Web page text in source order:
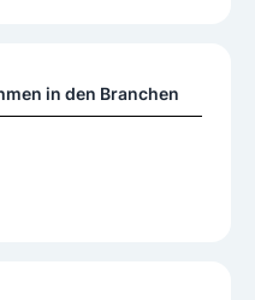
in den Branchen